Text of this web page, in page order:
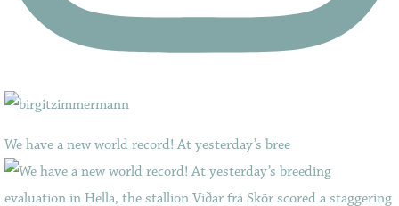
We have a new world record! At yesterday’s bree